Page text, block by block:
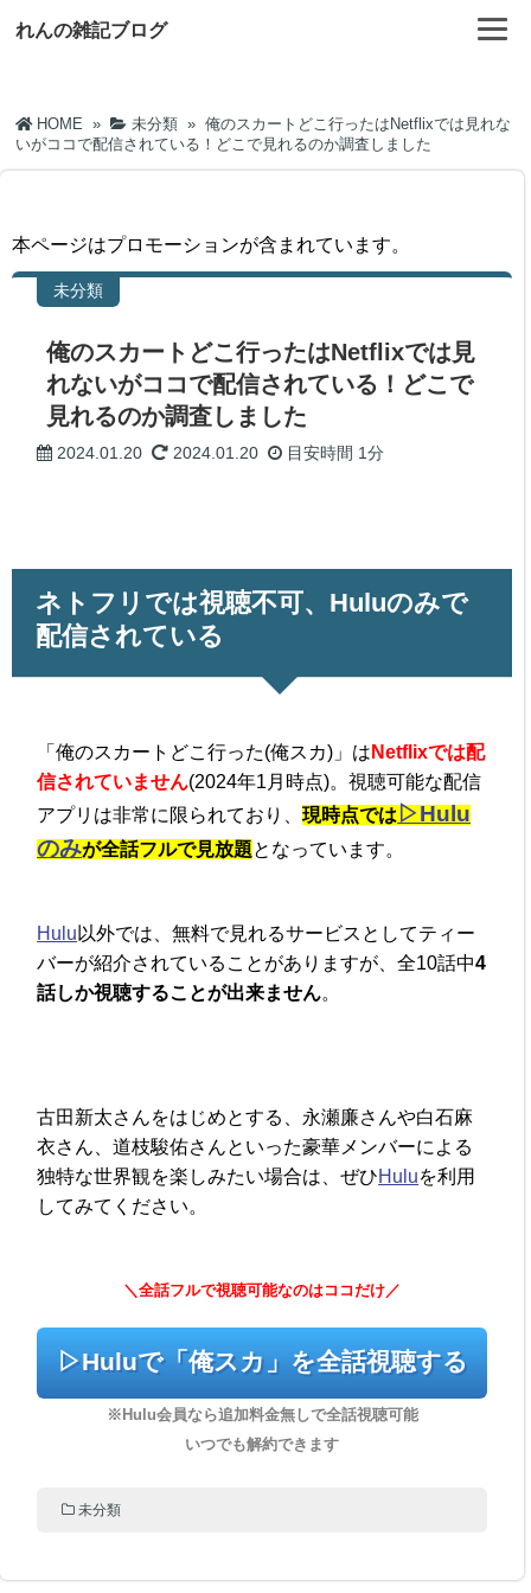
れんの雑記ブログ
HOME » 未分類 » 俺のスカートどこ行ったはNetflixでは見れな
いがココで配信されている！どこで見れるのか調査しました
本ページはプロモーションが含まれています。
未分類
俺のスカートどこ行ったはNetflixでは見
れないがココで配信されている！どこで
見れるのか調査しました
2024.01.20 2024.01.20 目安時間 1分
ネトフリでは視聴不可、Huluのみで
配信されている
「俺のスカートどこ行った(俺スカ)」は Netflixでは配
信されていません(2024年1月時点)。視聴可能な配信
アプリは非常に限られており、現時点では ▷Hulu
のみが全話フルで見放題となっています。
Hulu 以外では、無料で見れるサービスとしてティー
バーが紹介されていることがありますが、全10話中4
話しか視聴することが出来ません。
古田新太さんをはじめとする、永瀬廉さんや白石麻
衣さん、道枝駿佑さんといった豪華メンバーによる
独特な世界観を楽しみたい場合は、ぜひHuluを利用
してみてください。
＼全話フルで視聴可能なのはココだけ／
▷Huluで「俺スカ」を全話視聴する
※Hulu会員なら追加料金無しで全話視聴可能
いつでも解約でき ます
未分類